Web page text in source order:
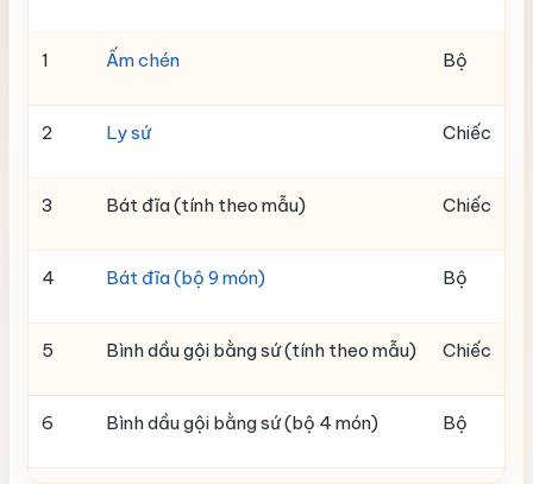
1 Ấm chén Bộ
2 Ly sứ Chiếc
3 Bát đĩa (tính theo mẫu) Chiếc
4 Bát đĩa (bộ 9 món) Bộ
5 Bình dầu gội bằng sứ (tính theo mẫu) Chiếc
6 Bình dầu gội bằng sứ (bộ 4 món) Bộ